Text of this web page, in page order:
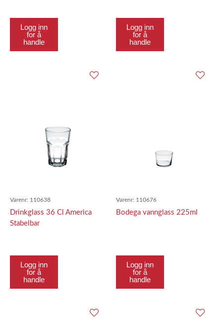
Logg inn
for å
handle
Logg inn
for å
handle
Varenr: 110638
Drinkglass 36 Cl America
Stabelbar
Logg inn
for å
handle
Varenr: 110676
Bodega vannglass 225ml
Logg inn
for å
handle